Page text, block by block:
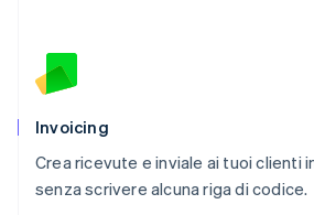
Invoicing
Crea ricevute e inviale ai tuoi clienti
senza scrivere alcuna riga di codice.
English
Portogallo
RAS di Hong Kong, Cina
English
Regno Unito
English